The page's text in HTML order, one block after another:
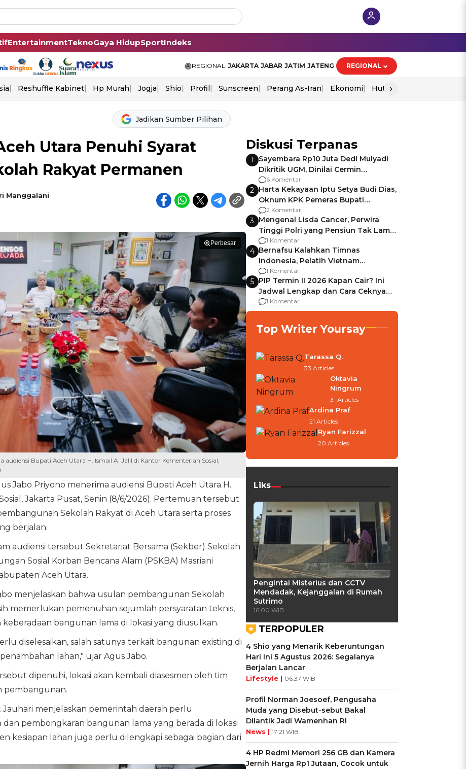
EntertainmentTeknoGaya HidupSportIndeks
REGIONAL: JAKARTA JABAR JATIM JATENG REGIONAL
Reshuffle Kabinet Hp Murah Jogja Shio Profil Sunscreen Perang As-Iran Ekonomi Hut Ri
›
Jadikan Sumber Pilihan
Utara Penuhi Syarat
Rakyat Permanen
Manggalani
Perbesar
Bupati Aceh Utara H. Ismail A. Jalil di Kantor Kementerian Sosial,
Jabo Priyono menerima audiensi Bupati Aceh Utara H.
Jakarta Pusat, Senin (8/6/2026). Pertemuan tersebut
Sekolah Rakyat di Aceh Utara serta proses
berjalan.
audiensi tersebut Sekretariat Bersama (Sekber) Sekolah
Sosial Korban Bencana Alam (PSKBA) Masriani
Aceh Utara.
menjelaskan bahwa usulan pembangunan Sekolah
memerlukan pemenuhan sejumlah persyaratan teknis,
bangunan lama di lokasi yang diusulkan.
diselesaikan, salah satunya terkait bangunan existing di
lahan," ujar Agus Jabo.
dipenuhi, lokasi akan kembali diasesmen oleh tim
pembangunan.
Jauhari menjelaskan pemerintah daerah perlu
pembongkaran bangunan lama yang berada di lokasi
kesiapan lahan juga perlu dilengkapi sebagai bagian dari
Diskusi Terpanas
1
Sayembara Rp10 Juta Dedi Mulyadi
Dikritik UGM, Dinilai Cermin
Gagalnya Negara Jamin Keamanan
6 Komentar
2 Harta Kekayaan Iptu Setya Budi Dias,
Oknum KPK Pemeras Bupati
Pemalang
2 Komentar
3 Mengenal Lisda Cancer, Perwira
Tinggi Polri yang Pensiun Tak Lama
Usai Jadi Brigjen
1 Komentar
4 Bernafsu Kalahkan Timnas
Indonesia, Pelatih Vietnam
Berencana Pakai Jimat di Pakansari
1 Komentar
5 PIP Termin II 2026 Kapan Cair? Ini
Jadwal Lengkap dan Cara Ceknya
agar Dana Tidak Hangus!
1 Komentar
Top Writer Yoursay
Tarassa Q.
33 Articles
Oktavia
Ningrum
31 Articles
Ardina Praf
21 Articles
Ryan Farizzal
20 Articles
Liks
Pengintai Misterius dan CCTV
Mendadak, Kejanggalan di Rumah
Sutrimo
16:00 WIB
TERPOPULER
4 Shio yang Menarik Keberuntungan
Hari Ini 5 Agustus 2026: Segalanya
Berjalan Lancar
Lifestyle | 06:37 WIB
Profil Norman Joesoef, Pengusaha
Muda yang Disebut-sebut Bakal
Dilantik Jadi Wamenhan RI
News | 17:21 WIB
4 HP Redmi Memori 256 GB dan Kamera
Jernih Harga Rp1 Jutaan, Cocok untuk